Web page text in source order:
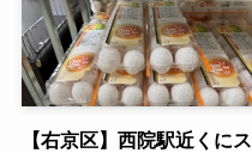
【右京区】西院駅近くにス